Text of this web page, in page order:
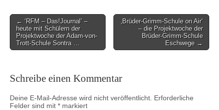
Post
navigation
← ‘RFM – Das!Journal’ –
heute mit Schülern der
Projektwoche der Adam-von-
Trott-Schule Sontra …
‚Brüder-Grimm-Schule on Air‘
– die Projektwoche der
Brüder-Grimm-Schule
Eschwege →
Schreibe einen Kommentar
Deine E-Mail-Adresse wird nicht veröffentlicht. Erforderliche
Felder sind mit * markiert